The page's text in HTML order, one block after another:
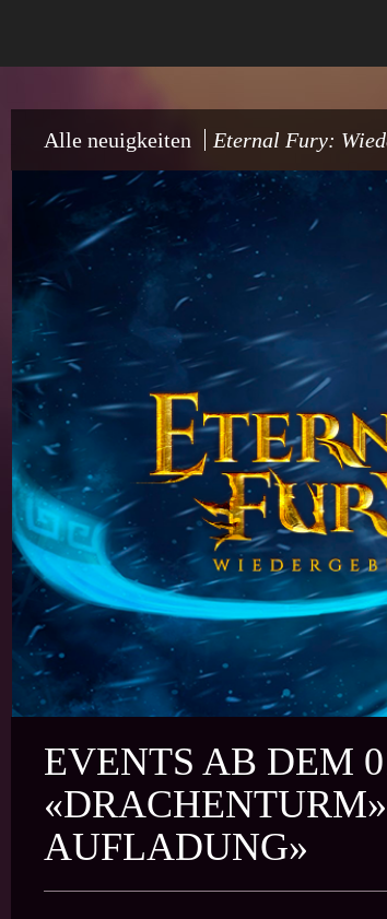
Alle neuigkeiten Eternal Fury:
EVENTS AB DEM
AUFLADUNG»